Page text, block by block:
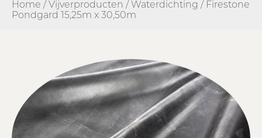
Home / Vijverproducten / Waterdichting / Firestone
Pondgard 15,25m x 30,50m